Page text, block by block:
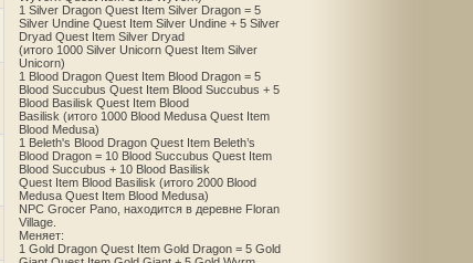
1 Silver Dragon Quest Item Silver Dragon = 5
Silver Undine Quest Item Silver Undine + 5 Silver
Dryad Quest Item Silver Dryad
(итого 1000 Silver Unicorn Quest Item Silver
Unicorn)
1 Blood Dragon Quest Item Blood Dragon = 5
Blood Succubus Quest Item Blood Succubus + 5
Blood Basilisk Quest Item Blood
Basilisk (итого 1000 Blood Medusa Quest Item
Blood Medusa)
1 Beleth's Blood Dragon Quest Item Beleth’s
Blood Dragon = 10 Blood Succubus Quest Item
Blood Succubus + 10 Blood Basilisk
Quest Item Blood Basilisk (итого 2000 Blood
Medusa Quest Item Blood Medusa)
NPC Grocer Pano, находится в деревне Floran
Village.
Меняет:
1 Gold Dragon Quest Item Gold Dragon = 5 Gold